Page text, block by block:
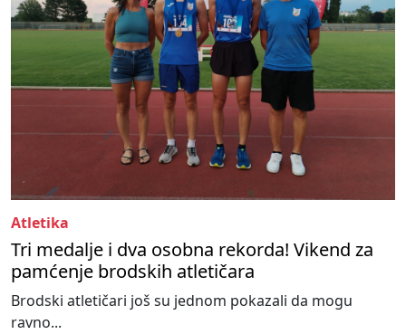
Atletika
Tri medalje i dva osobna rekorda! Vikend za
pamćenje brodskih atletičara
Brodski atletičari još su jednom pokazali da mogu
ravno...